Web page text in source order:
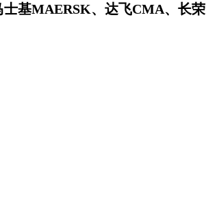
基MAERSK、达飞CMA、长荣